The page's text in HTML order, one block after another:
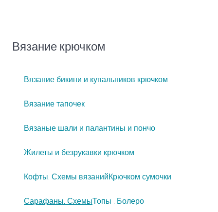
Вязание крючком
Вязание бикини и купальников крючком
Вязание тапочек
Вязаные шали и палантины и пончо
Жилеты и безрукавки крючком
Кофты. Схемы вязанийКрючком сумочки
Сарафаны. СхемыТопы . Болеро